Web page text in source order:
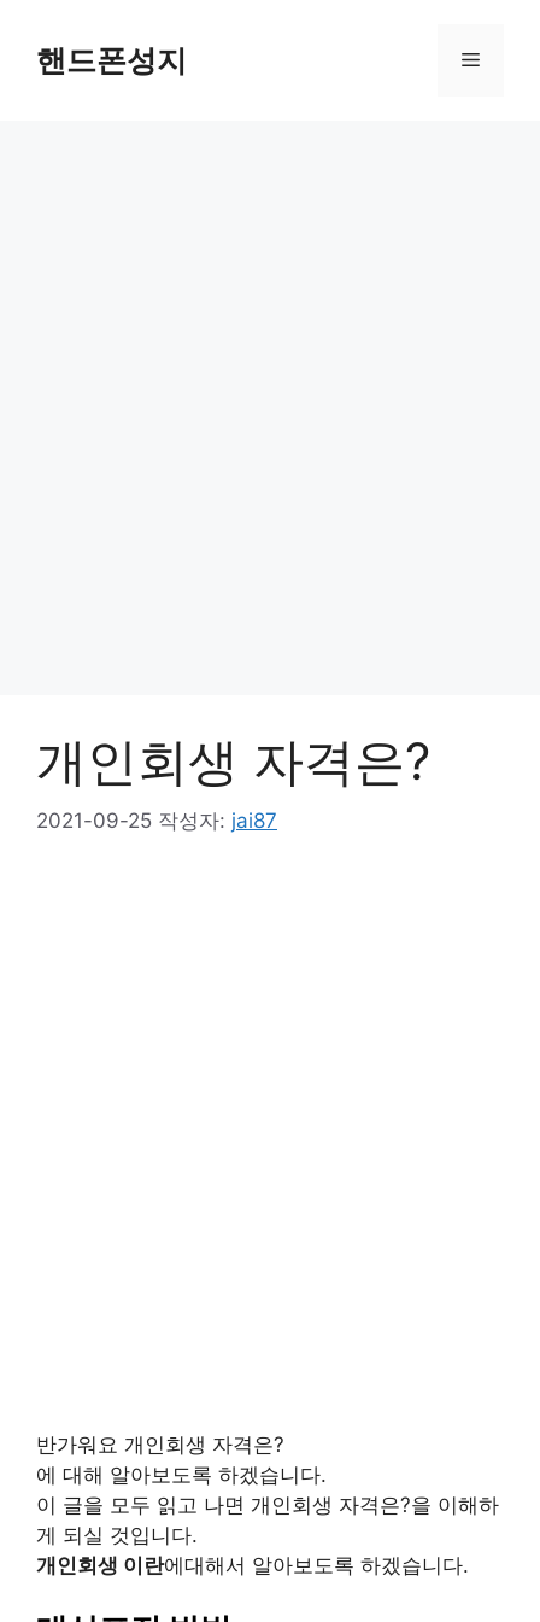
핸드폰성지 메
개인회생 자격은?
2021-09-25 작성자: jai87
반가워요 개인회생 자격은?
에 대해 알아보도록 하겠습니다.
이 글을 모두 읽고 나면 개인회생 자격은?을 이해하
게 되실 것입니다.
개인회생 이란에대해서 알아보도록 하겠습니다.